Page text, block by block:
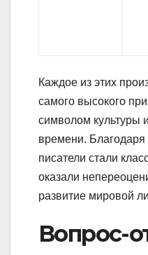
Каждое из этих
самого высокого
символом культуры
времени.
писатели стали
оказали
развитие мировой
Вопрос-